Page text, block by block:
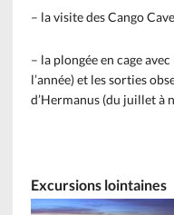
– la visite des Cango
– la plongée en cage
l’année) et les sorties
d’Hermanus (du juillet à
Excursions lointaines